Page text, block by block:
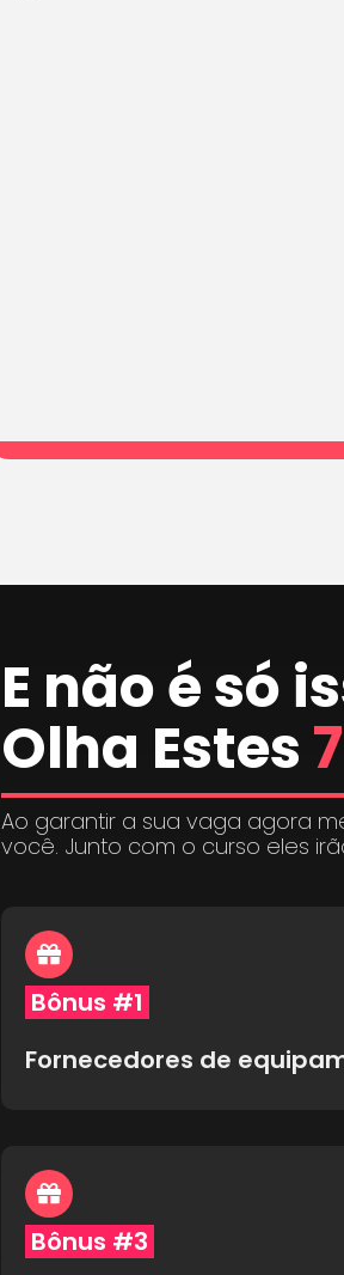
E não é só
Olha Estes
Ao garantir a sua vaga agora
você. Junto com o curso eles
Bônus #1
Fornecedores de
Bônus #3